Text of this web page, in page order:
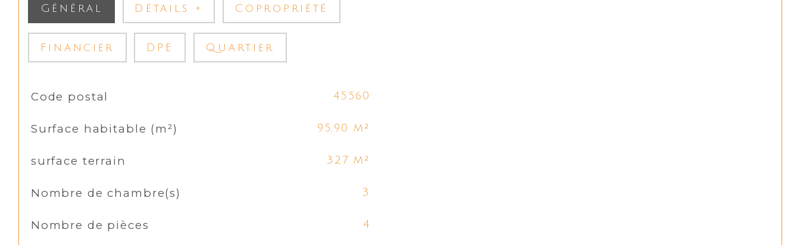
Général Détails + Copropriété
Financier DPE Quartier
TRAD_SIROCCO_Caracteristique
Code postal 45560
Surface habitable (m²) 95,90 m²
surface terrain 327 m²
Nombre de chambre(s) 3
Nombre de pièces 4